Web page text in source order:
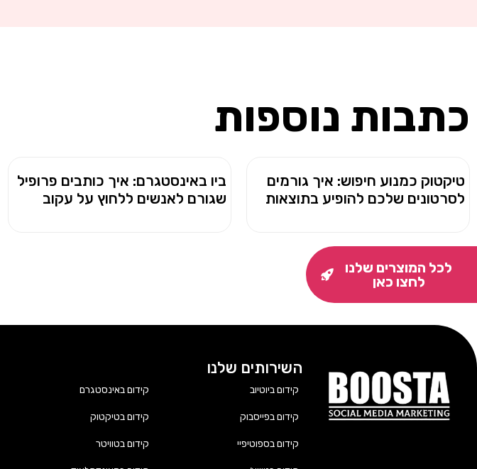
כתבות נוספות
טיקטוק כמנוע חיפוש: איך גורמים
לסרטונים שלכם להופיע בתוצאות
ביו באינסטגרם: איך כותבים פרופיל
שגורם לאנשים ללחוץ על עקוב
לכל המוצרים שלנו
לחצו כאן
השירותים שלנו
קידום ביוטיוב קידום באינסטגרם
קידום בפייסבוק קידום בטיקטוק
קידום בספוטיפיי קידום בטוויטר